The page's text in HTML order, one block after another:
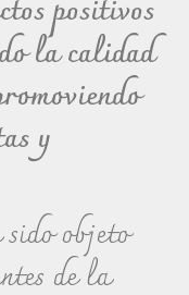
positivos
la calidad
y
objeto
de la